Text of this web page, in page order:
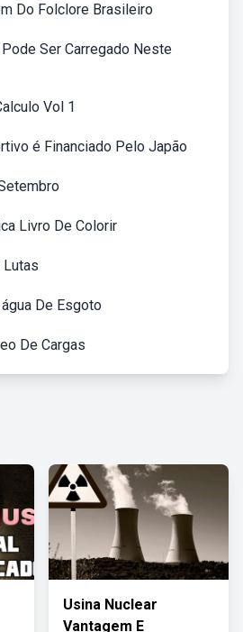
Do Folclore Brasileiro
Ser Carregado Neste
Vol 1
é Financiado Pelo Japão
Livro De Colorir
Lutas
De Esgoto
De Cargas
Usina Nuclear
Vantagem E